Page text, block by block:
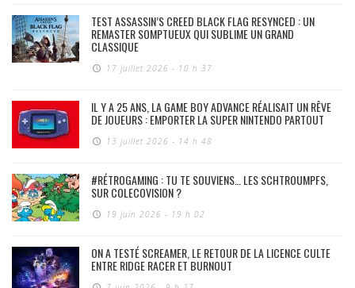
TEST ASSASSIN’S CREED BLACK FLAG RESYNCED : UN
REMASTER SOMPTUEUX QUI SUBLIME UN GRAND
CLASSIQUE
17 juillet 2026 - 10 h 37
IL Y A 25 ANS, LA GAME BOY ADVANCE RÉALISAIT UN RÊVE
DE JOUEURS : EMPORTER LA SUPER NINTENDO PARTOUT
13 juillet 2026 - 14 h 48
#RÉTROGAMING : TU TE SOUVIENS… LES SCHTROUMPFS,
SUR COLECOVISION ?
19 juin 2026 - 19 h 02
ON A TESTÉ SCREAMER, LE RETOUR DE LA LICENCE CULTE
ENTRE RIDGE RACER ET BURNOUT